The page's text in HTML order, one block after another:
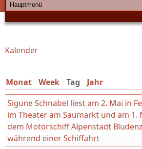
HAUPTMENÜ
Sie sind hier
Kalender
Monat Week Tag (aktiver Reiter)
Jahr
Sigune Schnabel liest am 2. Mai in
im Theater am Saumarkt und am 1.
dem Motorschiff Alpenstadt Bludenz
während einer Schiffahrt